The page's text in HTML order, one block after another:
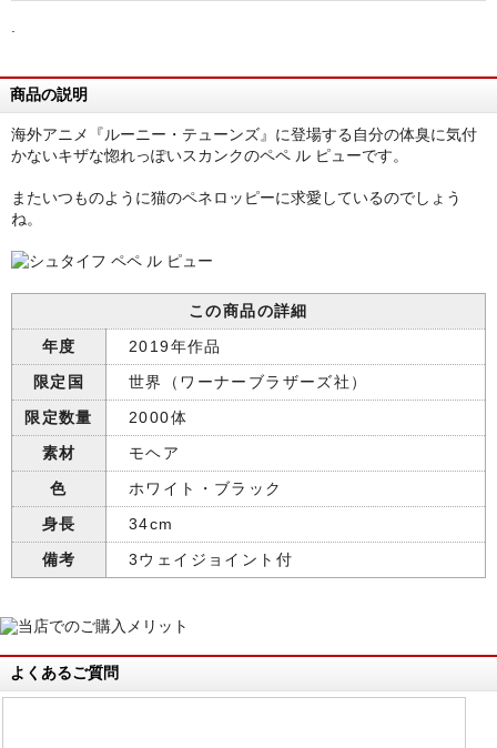
商品の説明
海外アニメ『ルーニー・テューンズ』に登場する自分の体臭に気付
かないキザな惚れっぽいスカンクのペペ ル ピューです。
またいつものように猫のペネロッピーに求愛しているのでしょう
ね。
この商品の詳細
年度
2019年作品
限定国
世界（ワーナーブラザーズ社）
限定数量
2000体
素材
モヘア
色
ホワイト・ブラック
身長
34cm
備考
3ウェイジョイント付
よくあるご質問